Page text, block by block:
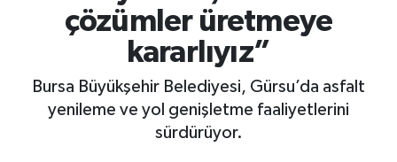
çözümler üretmeye
kararlıyız”
Bursa Büyükşehir Belediyesi, Gürsu’da asfalt
yenileme ve yol genişletme faaliyetlerini
sürdürüyor.
Teknoloji
Genel